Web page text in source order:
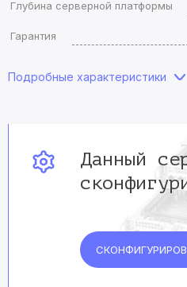
Глубина серверной платформы
Гарантия
Подробные характеристики
Данный